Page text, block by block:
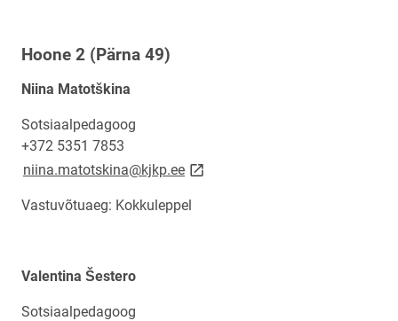
Hoone 2 (Pärna 49)
Niina Matotškina
Sotsiaalpedagoog
+372 5351 7853
niina.matotskina@kjkp.eelink opens on new page
Vastuvõtuaeg: Kokkuleppel
Valentina Šestero
Sotsiaalpedagoog